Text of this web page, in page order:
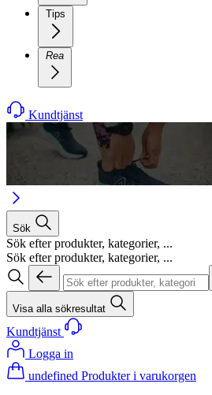
Tips
Rea
Kundtjänst
Sök
Sök efter produkter, kategorier, ...
Sök efter produkter, kategorier, ...
Visa alla sökresultat
Kundtjänst
Logga in
undefined Produkter i varukorgen